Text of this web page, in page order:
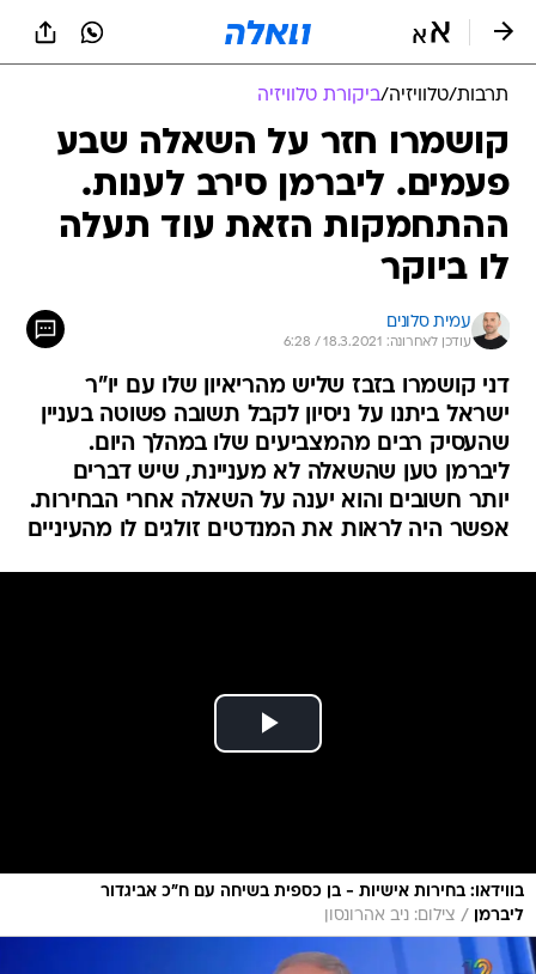
תרבות/טלוויזיה/ביקורת טלוויזיה
קושמרו חזר על השאלה שבע
פעמים. ליברמן סירב לענות.
ההתחמקות הזאת עוד תעלה
לו ביוקר
עמית סלונים
עודכן לאחרונה: 18.3.2021 / 6:28
דני קושמרו בזבז שליש מהריאיון שלו עם יו"ר
ישראל ביתנו על ניסיון לקבל תשובה פשוטה בעניין
שהעסיק רבים מהמצביעים שלו במהלך היום.
ליברמן טען שהשאלה לא מעניינת, שיש דברים
יותר חשובים והוא יענה על השאלה אחרי הבחירות.
אפשר היה לראות את המנדטים זולגים לו מהעיניים
בווידאו: בחירות אישיות - בן כספית בשיחה עם ח"כ אביגדור
ליברמן
/ צילום: ניב אהרונסון